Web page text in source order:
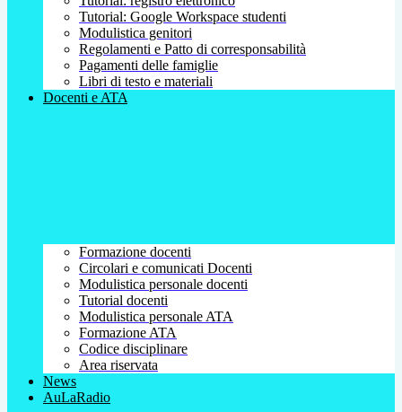
Tutorial: Google Workspace studenti
Modulistica genitori
Regolamenti e Patto di corresponsabilità
Pagamenti delle famiglie
Libri di testo e materiali
Docenti e ATA
Formazione docenti
Circolari e comunicati Docenti
Modulistica personale docenti
Tutorial docenti
Modulistica personale ATA
Formazione ATA
Codice disciplinare
Area riservata
News
AuLaRadio